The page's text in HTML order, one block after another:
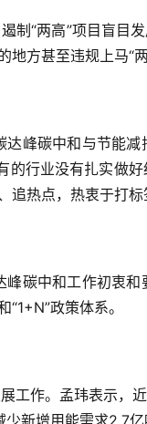
遏制“两高”项目盲目
地方甚至违规上马“
达峰碳中和与节能
的行业没有扎实做
追热点，热衷于打
峰碳中和工作初衷
政策体系。
工作。孟玮表示，
新增用能需求2.7